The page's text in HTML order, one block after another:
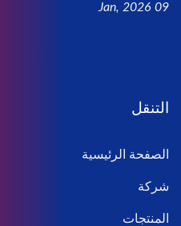
09 Jan, 2026
التنقل
الصفحة الرئيسية
شركة
المنتجات